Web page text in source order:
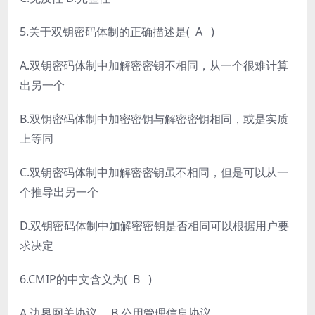
5.关于双钥密码体制的正确描述是( A )
A.双钥密码体制中加解密密钥不相同，从一个很难计算
出另一个
B.双钥密码体制中加密密钥与解密密钥相同，或是实质
上等同
C.双钥密码体制中加解密密钥虽不相同，但是可以从一
个推导出另一个
D.双钥密码体制中加解密密钥是否相同可以根据用户要
求决定
6.CMIP的中文含义为( B )